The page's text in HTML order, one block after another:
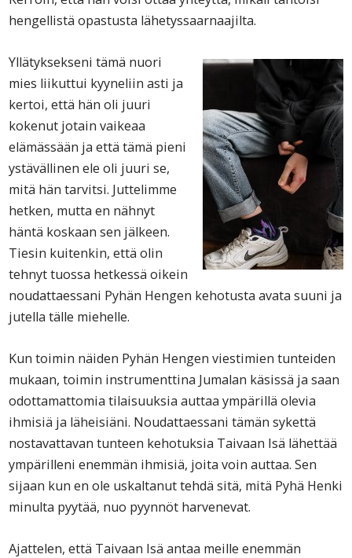
hengellistä opastusta lähetyssaarnaajilta.
Yllätyksekseni tämä nuori
mies liikuttui kyyneliin asti ja
kertoi, että hän oli juuri
kokenut jotain vaikeaa
elämässään ja että tämä pieni
ystävällinen ele oli juuri se,
mitä hän tarvitsi. Juttelimme
hetken, mutta en nähnyt
häntä koskaan sen jälkeen.
Tiesin kuitenkin, että olin
tehnyt tuossa hetkessä oikein
noudattaessani Pyhän Hengen kehotusta avata suuni ja
jutella tälle miehelle.
Kun toimin näiden Pyhän Hengen viestimien tunteiden
mukaan, toimin instrumenttina Jumalan käsissä ja saan
odottamattomia tilaisuuksia auttaa ympärillä olevia
ihmisiä ja läheisiäni. Noudattaessani tämän sykettä
nostavattavan tunteen kehotuksia Taivaan Isä lähettää
ympärilleni enemmän ihmisiä, joita voin auttaa. Sen
sijaan kun en ole uskaltanut tehdä sitä, mitä Pyhä Henki
minulta pyytää, nuo pyynnöt harvenevat.
Ajattelen, että Taivaan Isä antaa meille enemmän